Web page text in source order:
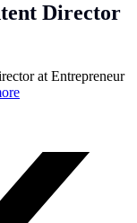
Director
at Entrepreneur